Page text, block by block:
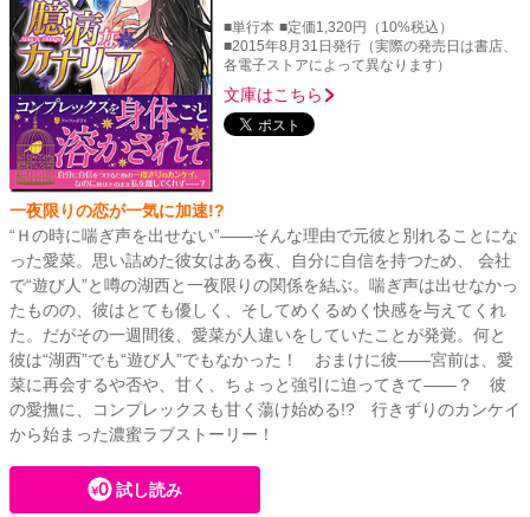
■単行本 ■定価1,320円（10%税込）
■2015年8月31日発行（実際の発売日は書店、
各電子ストアによって異なります）
文庫はこちら
一夜限りの恋が一気に加速!?
“Ｈの時に喘ぎ声を出せない”――そんな理由で元彼と別れることにな
った愛菜。思い詰めた彼女はある夜、自分に自信を持つため、 会社
で“遊び人”と噂の湖西と一夜限りの関係を結ぶ。喘ぎ声は出せなかっ
たものの、彼はとても優しく、そしてめくるめく快感を与えてくれ
た。だがその一週間後、愛菜が人違いをしていたことが発覚。何と
彼は“湖西”でも“遊び人”でもなかった！ おまけに彼――宮前は、愛
菜に再会するや否や、甘く、ちょっと強引に迫ってきて――？ 彼
の愛撫に、コンプレックスも甘く蕩け始める!? 行きずりのカンケイ
から始まった濃蜜ラブストーリー！
試し読み